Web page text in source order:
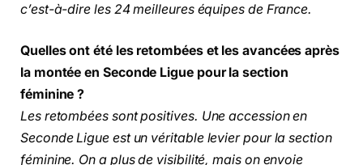
c’est-à-dire les 24 meilleures équipes de France.
Quelles ont été les retombées et les avancées après
la montée en Seconde Ligue pour la section
féminine ?
Les retombées sont positives. Une accession en
Seconde Ligue est un véritable levier pour la section
féminine. On a plus de visibilité, mais on envoie